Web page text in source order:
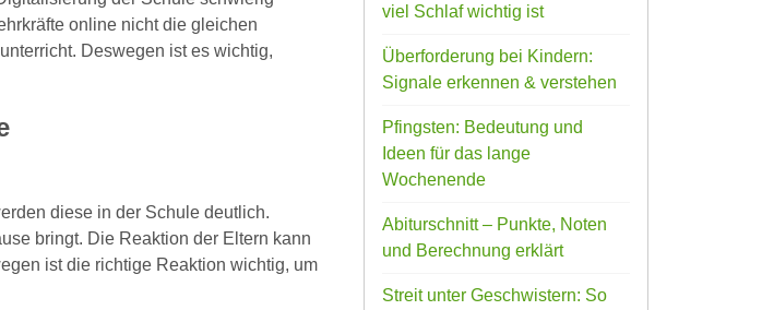
online nicht die gleichen
Deswegen ist es wichtig,
diese in der Schule deutlich.
bringt. Die Reaktion der Eltern kann
ist die richtige Reaktion wichtig, um
viel Schlaf wichtig ist
Überforderung bei Kindern:
Signale erkennen & verstehen
Pfingsten: Bedeutung und
Ideen für das lange
Wochenende
Abiturschnitt – Punkte, Noten
und Berechnung erklärt
Streit unter Geschwistern: So